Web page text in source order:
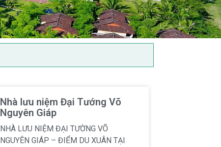
Nhà lưu niệm Đại Tướng Võ
Nguyên Giáp
NHÀ LƯU NIỆM ĐẠI TƯỜNG VÕ
NGUYÊN GIÁP – ĐIỂM DU XUÂN TẠI